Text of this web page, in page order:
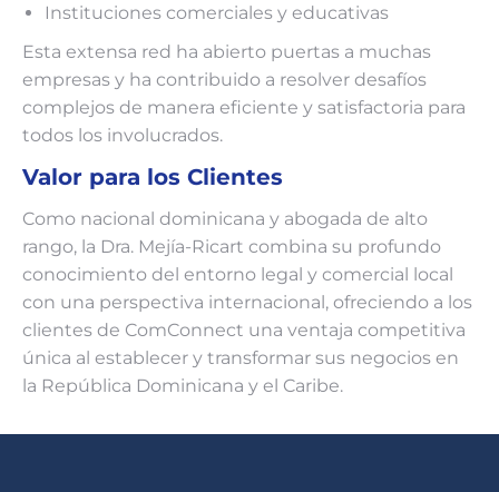
Instituciones comerciales y educativas
Esta extensa red ha abierto puertas a muchas
empresas y ha contribuido a resolver desafíos
complejos de manera eficiente y satisfactoria para
todos los involucrados.
Valor para los Clientes
Como nacional dominicana y abogada de alto
rango, la Dra. Mejía-Ricart combina su profundo
conocimiento del entorno legal y comercial local
con una perspectiva internacional, ofreciendo a los
clientes de ComConnect una ventaja competitiva
única al establecer y transformar sus negocios en
la República Dominicana y el Caribe.